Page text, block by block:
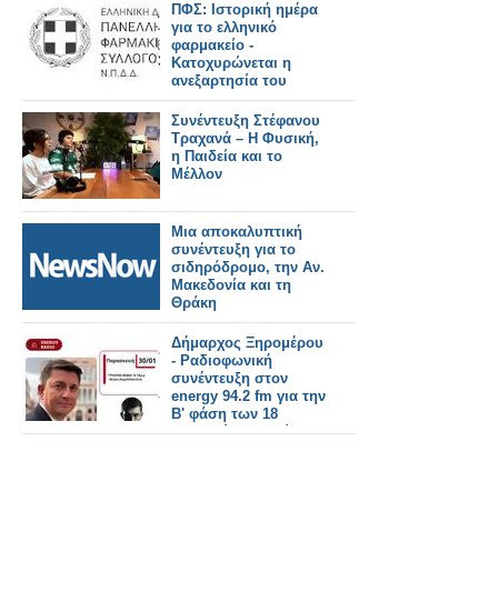
ΠΦΣ: Ιστορική ημέρα
για το ελληνικό
φαρμακείο -
Κατοχυρώνεται η
ανεξαρτησία του
Έλληνα
φαρμακοποιού
Συνέντευξη Στέφανου
Τραχανά – Η Φυσική,
η Παιδεία και το
Μέλλον
Μια αποκαλυπτική
συνέντευξη για το
σιδηρόδρομο, την Αν.
Μακεδονία και τη
Θράκη
Δήμαρχος Ξηρομέρου
- Ραδιοφωνική
συνέντευξη στον
energy 94.2 fm για την
Β' φάση των 18
λιμενικών μελετών